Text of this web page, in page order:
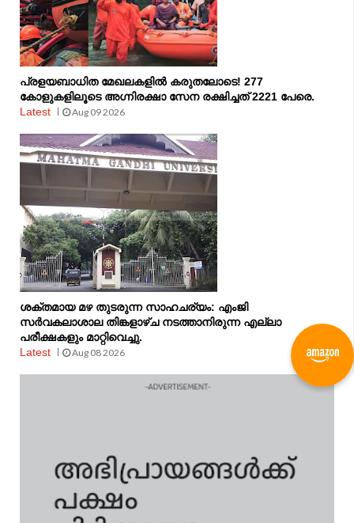
പ്രളയബാധിത മേഖലകളിൽ കരുതലോടെ! 277
കോളുകളിലൂടെ അഗ്നിരക്ഷാ സേന രക്ഷിച്ചത് 2221 പേരെ.
Latest
Aug 09 2026
ശക്തമായ മഴ തുടരുന്ന സാഹചര്യം: എംജി
സർവകലാശാല തിങ്കളാഴ്ച നടത്താനിരുന്ന എല്ലാ
പരീക്ഷകളും മാറ്റിവെച്ചു.
Latest
Aug 08 2026